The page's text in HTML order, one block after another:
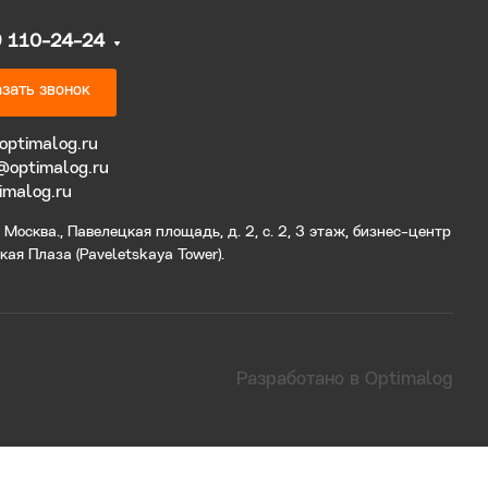
110-24-24
звонок
Павелецкая площадь, д. 2, с. 2, 3 этаж, бизнес-центр
Плаза (Paveletskaya Tower).
Разработано в Optimalog